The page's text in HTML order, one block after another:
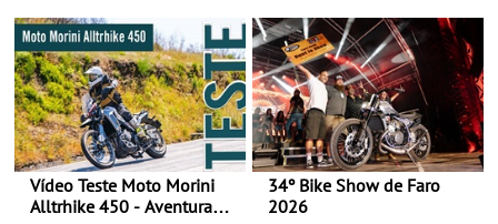
Vídeo Teste Moto Morini
Alltrhike 450 - Aventura
34º Bike Show de Faro
2026